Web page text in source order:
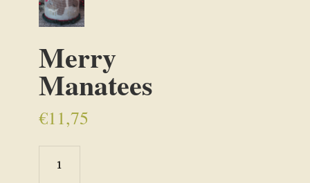
Merry
Manatees
€11,75
Manatees